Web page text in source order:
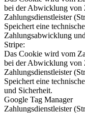
bei der Abwicklung von
Zahlungsdienstleister
Speichert eine
Zahlungsabwicklung
Stripe:
Das Cookie wird vom
bei der Abwicklung von
Zahlungsdienstleister
Speichert eine
und Sicherheit.
Google Tag Manager
Zahlungsdienstleister